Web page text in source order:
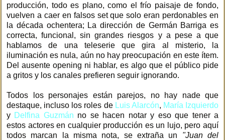
producción, todo es plano, como el frío paisaje de fondo,
vuelven a caer en falsos set que solo eran perdonables en
la década ochentera; La dirección de Germán Barriga es
correcta, funcional, sin grandes riesgos y a pese a que
hablamos de una teleserie que gira al misterio, la
iluminación es nula, aún no hay preocupación en este ítem.
Del ausente opening ni hablar, es algo que el público pide
a gritos y los canales prefieren seguir ignorando.
Todos los personajes están parejos, no hay nade que
destaque, incluso los roles de Luis Alarcón, María Izquierdo
y Delfina Guzmán no se hacen notar y eso que tener a
estos actores en cualquier producción es un lujo, pero aquí
todos marcan la misma nota, se extraña un "Juan del